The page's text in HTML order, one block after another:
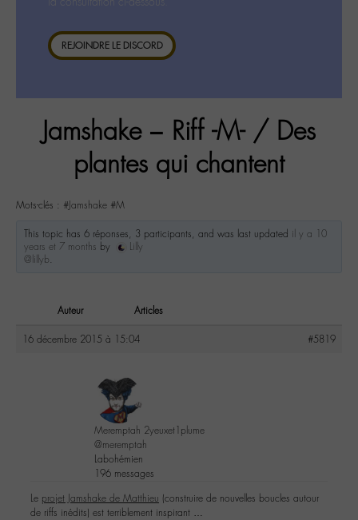
REJOINDRE LE DISCORD
Jamshake – Riff -M- / Des
plantes qui chantent
Mots-clés : #Jamshake #M
This topic has 6 réponses, 3 participants, and was last updated il y a 10
years et 7 months by
Lilly
@lillyb.
Auteur Articles
16 décembre 2015 à 15:04 #5819
Meremptah 2yeuxet1plume
@meremptah
Labohémien
196 messages
Le projet Jamshake de Matthieu (construire de nouvelles boucles autour
de riffs inédits) est terriblement inspirant …